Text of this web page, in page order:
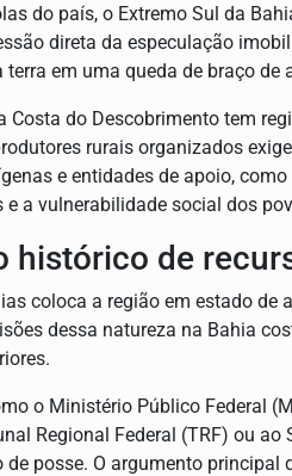
do país, o Extremo Sul da
direta da especulação
em uma queda de braço de
Costa do Descobrimento tem
rurais organizados
e entidades de apoio,
a vulnerabilidade social dos
histórico de
coloca a região em estado de
dessa natureza na Bahia
o Ministério Público Federal
Regional Federal (TRF) ou ao
posse. O argumento principal